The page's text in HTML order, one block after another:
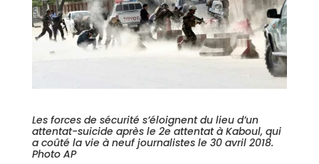
Les forces de sécurité s’éloignent du lieu d’un
attentat-suicide après le 2e attentat à Kaboul, qui
a coûté la vie à neuf journalistes le 30 avril 2018.
Photo AP